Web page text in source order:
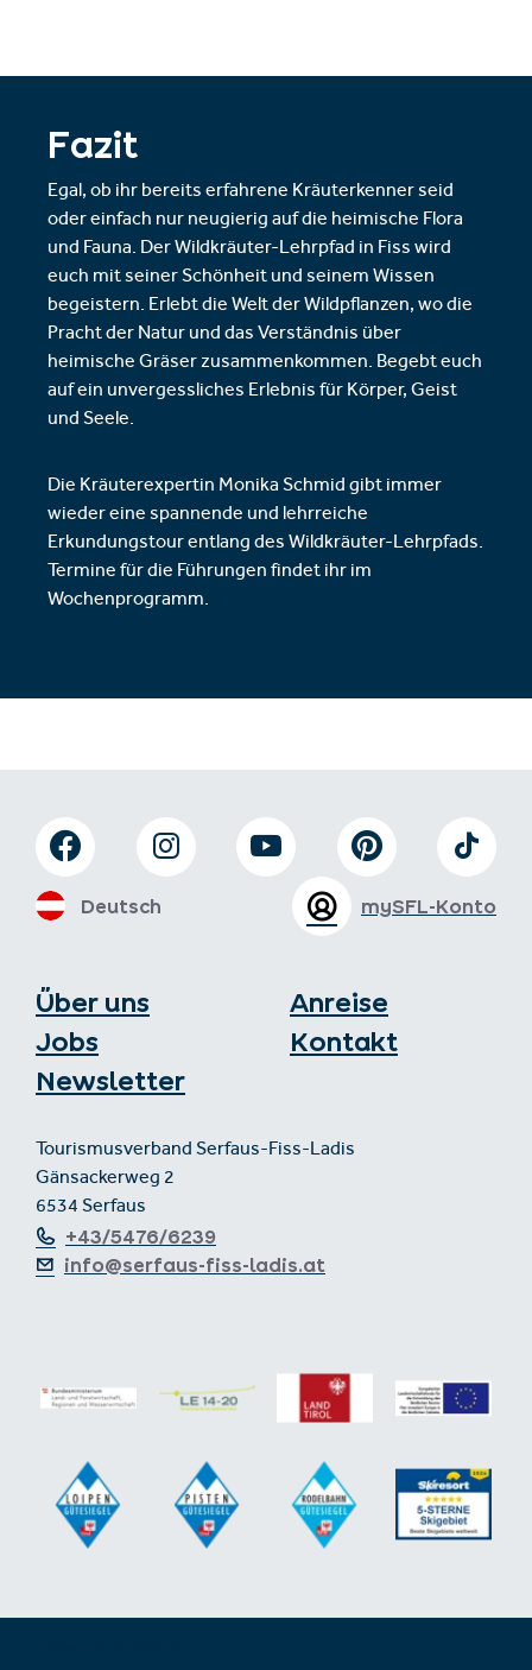
Fazit
Egal, ob ihr bereits erfahrene Kräuterkenner seid
oder einfach nur neugierig auf die heimische Flora
und Fauna. Der Wildkräuter-Lehrpfad in Fiss wird
euch mit seiner Schönheit und seinem Wissen
begeistern. Erlebt die Welt der Wildpflanzen, wo die
Pracht der Natur und das Verständnis über
heimische Gräser zusammenkommen. Begebt euch
auf ein unvergessliches Erlebnis für Körper, Geist
und Seele.
Die Kräuterexpertin Monika Schmid gibt immer
wieder eine spannende und lehrreiche
Erkundungstour entlang des Wildkräuter-Lehrpfads.
Termine für die Führungen findet ihr im
Wochenprogramm.
Über uns
Jobs
Newsletter
Anreise
Kontakt
Tourismusverband Serfaus-Fiss-Ladis
Gänsackerweg 2
6534 Serfaus
+43/5476/6239
info@serfaus-fiss-ladis.at
mySFL-Konto
Deutsch